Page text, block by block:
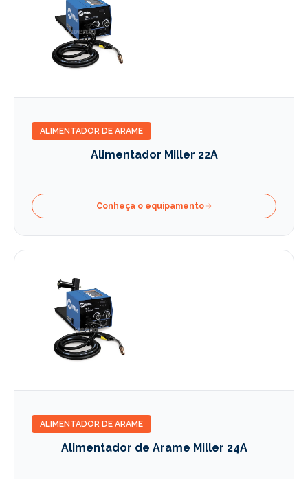
ALIMENTADOR DE ARAME
Alimentador Miller 22A
Conheça o equipamento
ALIMENTADOR DE ARAME
Alimentador de Arame Miller 24A